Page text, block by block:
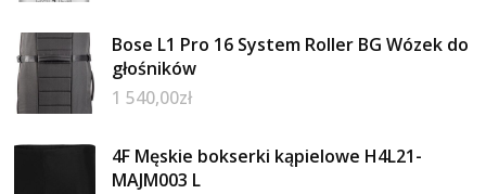
Bose L1 Pro 16 System Roller BG Wózek do
głośników
1 540,00zł
4F Męskie bokserki kąpielowe H4L21-
MAJM003 L